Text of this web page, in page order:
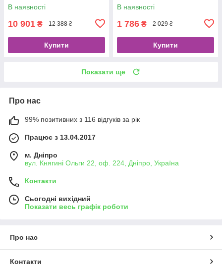
RB600/RB1000
В наявності
10 901 ₴ 12 388 ₴
Купити
В наявності
1 786 ₴ 2 029 ₴
Купити
Показати ще
Про нас
99% позитивних з 116 відгуків за рік
Працює з 13.04.2017
м. Дніпро
вул. Княгині Ольги 22, оф. 224, Дніпро, Україна
Контакти
Сьогодні вихідний
Показати весь графік роботи
Про нас
Контакти